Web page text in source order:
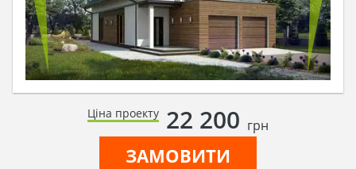
Ціна проекту 22 200 грн
ЗАМОВИТИ